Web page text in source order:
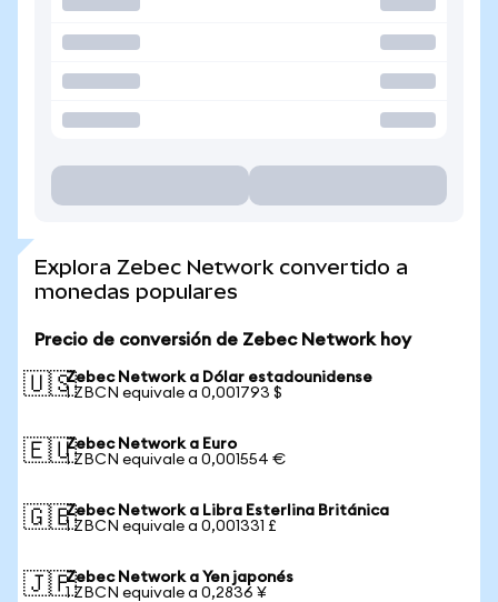
Explora Zebec Network convertido a
monedas populares
Precio de conversión de Zebec Network hoy
🇺🇸Zebec Network a Dólar estadounidense
1 ZBCN equivale a 0,001793 $
🇪🇺Zebec Network a Euro
1 ZBCN equivale a 0,001554 €
🇬🇧Zebec Network a Libra Esterlina Británica
1 ZBCN equivale a 0,001331 £
🇯🇵Zebec Network a Yen japonés
1 ZBCN equivale a 0,2836 ¥